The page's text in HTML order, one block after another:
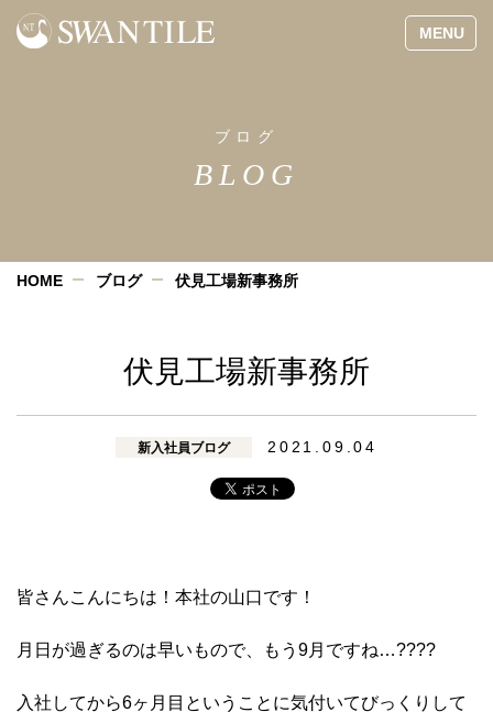
ブログ
BLOG
HOME ブログ 伏見工場新事務所
伏見工場新事務所
新入社員ブログ 2021.09.04
皆さんこんにちは！本社の山口です！
月日が過ぎるのは早いもので、もう9月ですね…????
入社してから6ヶ月目ということに気付いてびっくりして